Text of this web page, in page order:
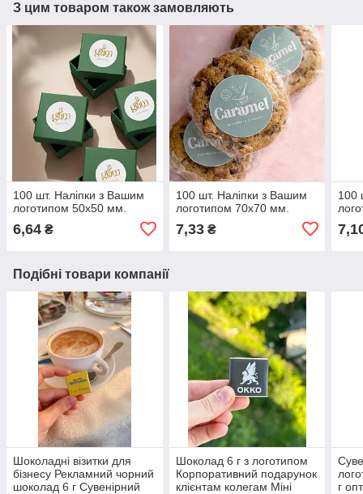
З цим товаром також замовляють
100 шт. Наліпки з Вашим
логотипом 50х50 мм.
6,64 ₴
100 шт. Наліпки з Вашим
логотипом 70х70 мм.
7,33₴
100
Подібні товари компанії
Шоколадні візитки для
бізнесу Рекламний чорний
шоколад 6 г Сувенірний
Шоколад 6 г з логотипом
Корпоративний подарунок
клієнтам колегам Міні
г